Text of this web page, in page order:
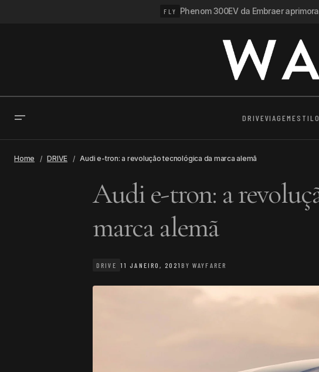
FLY Phenom 300EV da Embraer
DRIVEVIAGEM
Home DRIVE Audi e-tron: a revolução tecnológica da marca alemã
Audi e-tron: a
marca alemã
DRIVE 11 JANEIRO, 2021BY WAYFARER